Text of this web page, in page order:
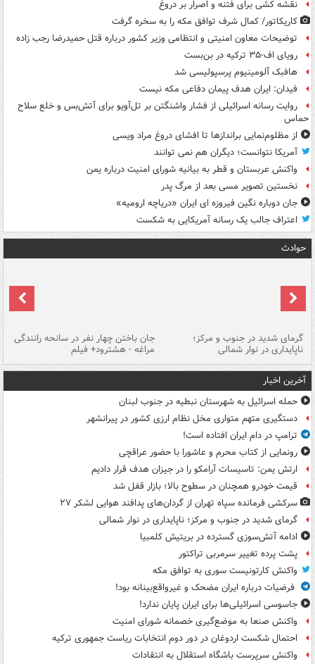
نقشه کشی برای فتنه و اصرار بر دروغ
کاریکاتور/ کمال شرف توافق مکه را به سخره گرفت
توضیحات معاون امنیتی و انتظامی وزیر کشور درباره قتل حمیدرضا رجب زاده
رویای اف-۳۵ ترکیه در بن‌بست
هافبک آلومینیوم پرسپولیسی شد
فیدان: ایران هدف پیمان دفاعی مکه نیست
روایت رسانه اسرائیلی از فشار واشنگتن بر تل‌آویو برای آتش‌بس و خلع سلاح
حماس
از مظلوم‌نمایی براندازها تا افشای دروغ مراد ویسی
آمریکا نتوانست؛ دیگران هم نمی توانند
واکنش عربستان و قطر به بیانیه شورای امنیت درباره یمن
نخستین تصویر مسی بعد از مرگ پدر
جان دوباره نگین فیروزه ای ایران «دریاچه ارومیه»
اعتراف جالب یک رسانه آمریکایی به شکست
حوادث
گرمای شدید در جنوب و مرکز؛
ناپایداری در نوار شمالی
جان باختن چهار نفر در سانحه رانندگی
مراغه - هشترود+ فیلم
آخرین اخبار
حمله اسرائیل به شهرستان نبطیه در جنوب لبنان
دستگیری متهم متواری مخل نظام ارزی کشور در پیرانشهر
ترامپ در دام ایران افتاده است!
رونمایی از کتاب محرم و عاشورا با حضور عراقچی
ارتش یمن: تاسیسات آرامکو را در جیزان هدف قرار دادیم
قیمت خودرو همچنان در سطوح بالا؛ بازار قفل شد
سرکشی فرمانده سپاه تهران از گردان‌های پدافند هوایی لشکر ۲۷
گرمای شدید در جنوب و مرکز؛ ناپایداری در نوار شمالی
ادامه آتش‌سوزی گسترده در بریتیش کلمبیا
پشت پرده تغییر سرمربی تراکتور
واکنش کارتونیست سوری به توافق مکه
فرضیات درباره ایران مضحک و غیرواقع‌بینانه بود!
جاسوسی اسرائیلی‌ها برای ایران پایان ندارد!
واکنش صنعا به موضع‌گیری خصمانه شورای امنیت
احتمال شکست اردوغان در دور دوم انتخابات ریاست جمهوری ترکیه
واکنش سرپرست باشگاه استقلال به انتقادات